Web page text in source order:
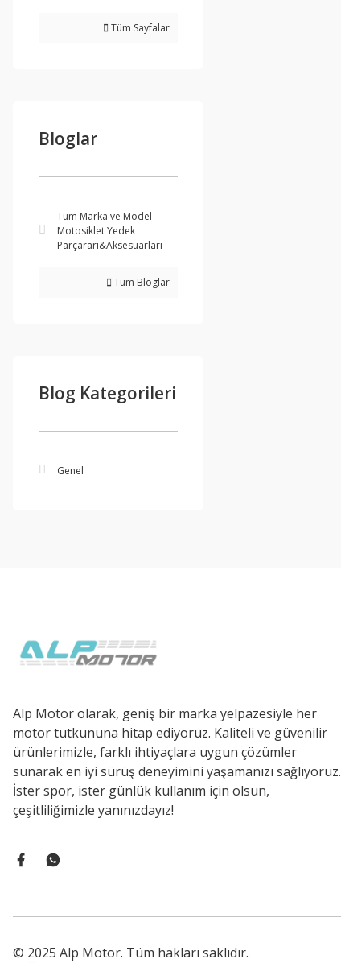
Tüm Sayfalar
Bloglar
Tüm Marka ve Model
Motosiklet Yedek
Parçararı&Aksesuarları
Tüm Bloglar
Blog Kategorileri
Genel
Alp Motor olarak, geniş bir marka yelpazesiyle her
motor tutkununa hitap ediyoruz. Kaliteli ve güvenilir
ürünlerimizle, farklı ihtiyaçlara uygun çözümler
sunarak en iyi sürüş deneyimini yaşamanızı sağlıyoruz.
İster spor, ister günlük kullanım için olsun,
çeşitliliğimizle yanınızdayız!
© 2025 Alp Motor. Tüm hakları saklıdır.